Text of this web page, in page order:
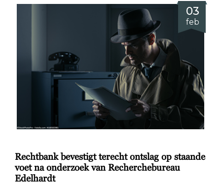
03
feb
Rechtbank bevestigt terecht ontslag op staande
voet na onderzoek van Recherchebureau
Edelhardt